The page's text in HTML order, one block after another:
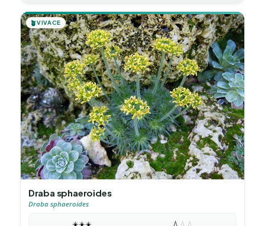
🪴VIVACE
Draba sphaeroides
Draba sphaeroides
☀️☀️☀️ 💧 💧 💧